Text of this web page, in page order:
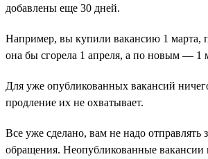
добавлены еще 30 дней.
Например, вы купили вакансию 1 марта,
она бы сгорела 1 апреля, а по новым — 1
Для уже опубликованных вакансий
продление их не охватывает.
Все уже сделано, вам не надо отправлять
обращения. Неопубликованные вакансии